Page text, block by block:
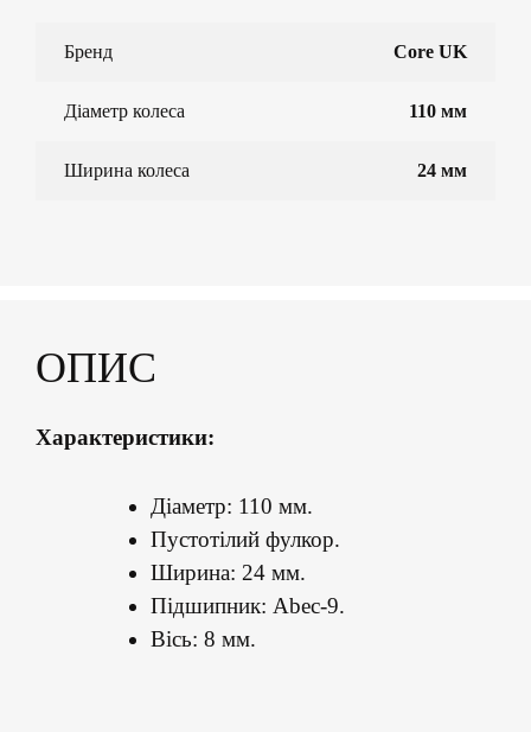
Бренд Core UK
Діаметр колеса 110 мм
Ширина колеса 24 мм
ОПИС
Характеристики:
Діаметр: 110 мм.
Пустотілий фулкор.
Ширина: 24 мм.
Підшипник: Abec-9.
Вісь: 8 мм.